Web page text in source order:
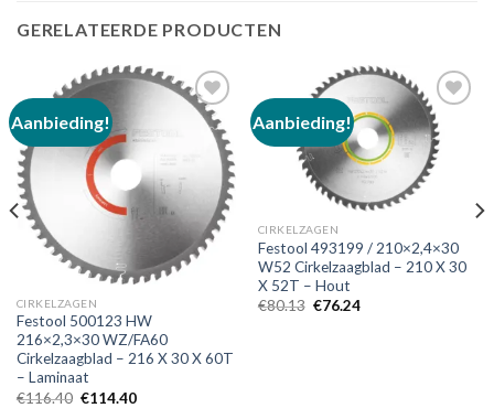
GERELATEERDE PRODUCTEN
Aanbieding!
Toevoegen
verlanglijst
CIRKELZAGEN
Festool 500123 HW
216×2,3×30 WZ/FA60
Cirkelzaagblad – 216 X 30 X 60T
– Laminaat
€116.40 Oorspronkelijke
€114.40Huidige
Aanbieding!
Toevoegen
aan
verlanglijst
CIRKELZAGEN
Festool 493199 / 210×2,4×30
W52 Cirkelzaagblad – 210 X 30
X 52T – Hout
€80.13 Oorspronkelijke
€76.24Huidige